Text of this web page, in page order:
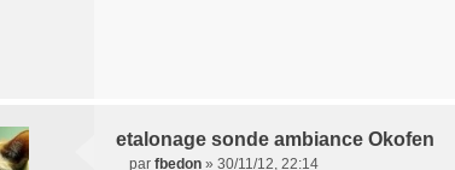
etalonage sonde ambiance Okofen
par fbedon » 30/11/12, 22:14